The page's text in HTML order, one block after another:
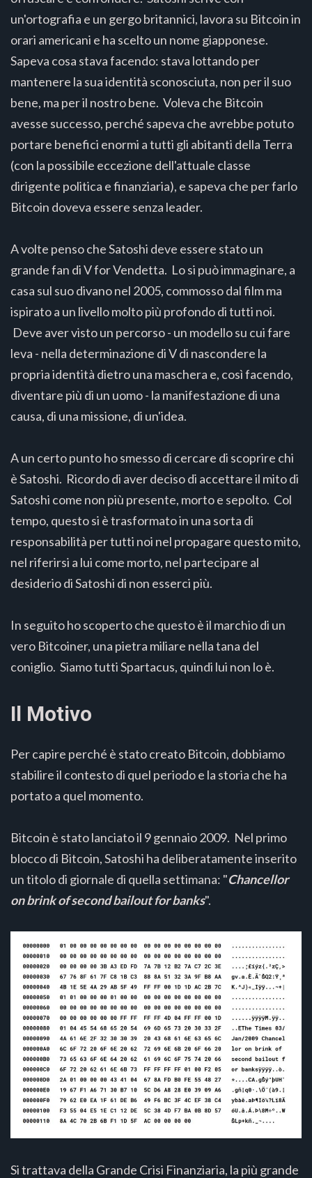
un'ortografia e un gergo britannici, lavora su Bitcoin in
orari americani e ha scelto un nome giapponese.
Sapeva cosa stava facendo: stava lottando per
mantenere la sua identità sconosciuta, non per il suo
bene, ma per il nostro bene. Voleva che Bitcoin
avesse successo, perché sapeva che avrebbe potuto
portare benefici enormi a tutti gli abitanti della Terra
(con la possibile eccezione dell'attuale classe
dirigente politica e finanziaria), e sapeva che per farlo
Bitcoin doveva essere senza leader.
A volte penso che Satoshi deve essere stato un
grande fan di V for Vendetta. Lo si può immaginare, a
casa sul suo divano nel 2005, commosso dal film ma
ispirato a un livello molto più profondo di tutti noi.
Deve aver visto un percorso - un modello su cui fare
leva - nella determinazione di V di nascondere la
propria identità dietro una maschera e, così facendo,
diventare più di un uomo - la manifestazione di una
causa, di una missione, di un'idea.
A un certo punto ho smesso di cercare di scoprire chi
è Satoshi. Ricordo di aver deciso di accettare il mito di
Satoshi come non più presente, morto e sepolto. Col
tempo, questo si è trasformato in una sorta di
responsabilità per tutti noi nel propagare questo mito,
nel riferirsi a lui come morto, nel partecipare al
desiderio di Satoshi di non esserci più.
In seguito ho scoperto che questo è il marchio di un
vero Bitcoiner, una pietra miliare nella tana del
coniglio. Siamo tutti Spartacus, quindi lui non lo è.
Il Motivo
Per capire perché è stato creato Bitcoin, dobbiamo
stabilire il contesto di quel periodo e la storia che ha
portato a quel momento.
Bitcoin è stato lanciato il 9 gennaio 2009. Nel primo
blocco di Bitcoin, Satoshi ha deliberatamente inserito
un titolo di giornale di quella settimana: "Chancellor
on brink of second bailout for banks".
Si trattava della Grande Crisi Finanziaria, la più grande